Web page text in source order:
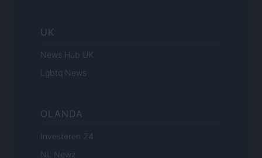
UK
News Hub UK
Lgbtq News
OLANDA
Investeren 24
NL Newz